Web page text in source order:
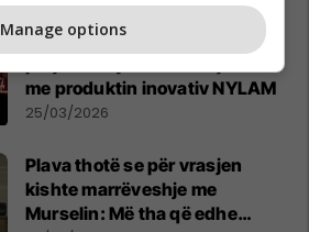
Çifti shqiptar siguron investim
me produktin inovativ NYLAM
25/03/2026
Plava thotë se për vrasjen
kishte marrëveshje me
Murselin: Më tha që edhe
Manage options